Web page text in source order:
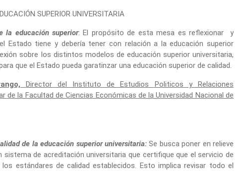
SUPERIOR UNIVERSITARIA
la educación superior: El propósito de esta mesa es reflexionar y
Estado tiene y debería tener con relación a la educación superior
sobre los distintos modelos de educación superior universitaria,
que el Estado pueda garatinzar una educación superior de calidad.
Director del Instituto de Estudios Politicos y Relaciones
de la Facultad de Ciencias Económicas de la Universidad Nacional de
de la educación superior universitaria: Se busca poner en relieve
de acreditación universitaria que certifique que el servicio de
estándares de calidad establecidos. Esto implica revisar todo el